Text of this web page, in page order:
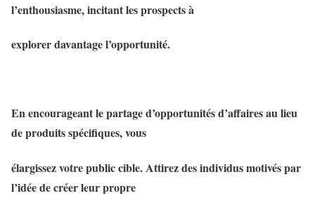
l’enthousiasme, incitant les prospects à
explorer davantage l’opportunité.
En encourageant le partage d’opportunités d’affaires au lieu
de produits spécifiques, vous
élargissez votre public cible. Attirez des individus motivés par
l’idée de créer leur propre